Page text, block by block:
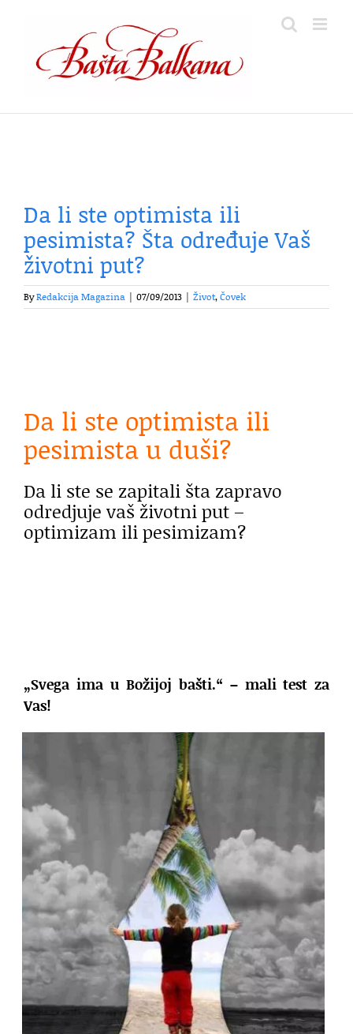
content
Da li ste optimista ili
pesimista? Šta određuje Vaš
životni put?
ByRedakcija Magazina 07/09/2013 Život,Čovek
Da li ste optimista ili
pesimista u duši?
Da li ste se zapitali šta zapravo
odredjuje vaš životni put –
optimizam ili pesimizam?
„Svega ima u Božijoj bašti.“ – mali test za
Vas!